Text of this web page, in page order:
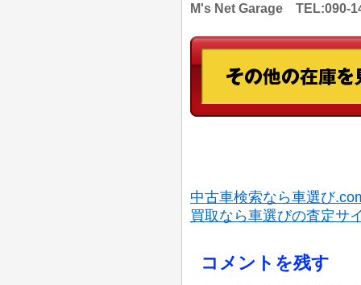
M's Net Garage TEL:090-
中古車検索なら車選び
買取なら車選びの査定サ
コメントを残す